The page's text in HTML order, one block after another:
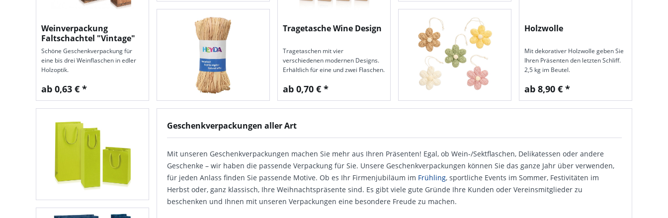
Weinverpackung
Faltschachtel "Vintage"
Schöne Geschenk­ver­packung für
eine bis drei Wein­flaschen in edler
Holz­optik.
ab 0,63 € *
Holzwolle
Mit dekorativer Holzwolle geben Sie
Ihren Präsenten den letzten Schliff.
2,5 kg im Beutel.
ab 8,90 € *
Tragetasche Wine Design
Tragetaschen mit vier
verschiedenen modernen Designs.
Erhältlich für eine und zwei Flaschen.
ab 0,70 € *
Geschenkverpackungen aller Art
Mit unseren Geschenk­verpackungen machen Sie mehr aus Ihren Präsenten! Egal, ob Wein-/Sektflaschen, Delikatessen oder andere
Geschenke – wir haben die passende Verpackung für Sie. Unsere Geschenk­verpackungen können Sie das ganze Jahr über verwenden,
für jeden Anlass finden Sie passende Motive. Ob es Ihr Firmen­jubiläum im Frühling, sportliche Events im Sommer, Festivitäten im
Herbst oder, ganz klassisch, Ihre Weihnachts­präsente sind. Es gibt viele gute Gründe Ihre Kunden oder Vereins­mitglieder zu
beschenken und Ihnen mit unseren Verpackungen eine besondere Freude zu machen.